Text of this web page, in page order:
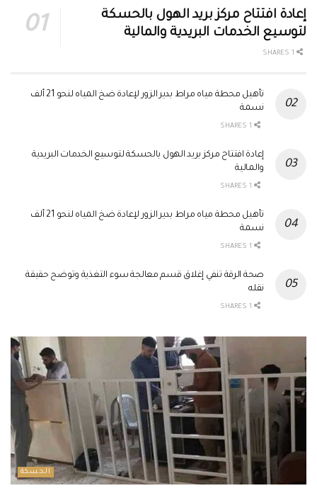
إعادة افتتاح مركز بريد الهول بالحسكة
لتوسيع الخدمات البريدية والمالية
تأهيل محطة مياه مراط بدير الزور لإعادة ضخ المياه لنحو 21 ألف
نسمة
إعادة افتتاح مركز بريد الهول بالحسكة لتوسيع الخدمات البريدية
والمالية
تأهيل محطة مياه مراط بدير الزور لإعادة ضخ المياه لنحو 21 ألف
نسمة
صحة الرقة تنفي إغلاق قسم معالجة سوء التغذية وتوضح حقيقة
نقله
الحسكة